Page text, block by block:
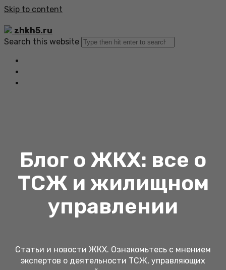
Skip to content
zhkh5.ru
Search this website
Блог о ЖКХ: все о
ТСЖ и жилищном
управлении
Статьи и новости ЖКХ. Ознакомьтесь с мнением
экспертов о деятельности ТСЖ, управляющих